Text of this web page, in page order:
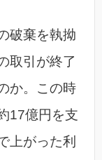
破棄を執拗
取引が終了
か。この時
17億円を支
上がった利